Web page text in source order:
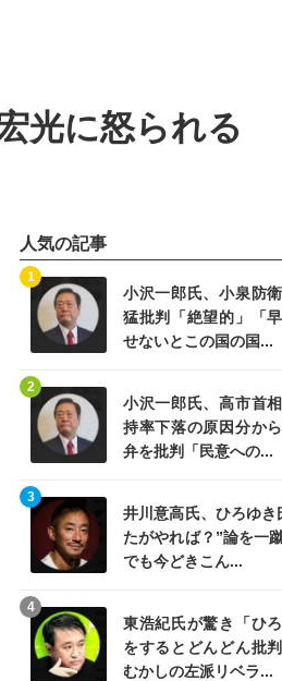
光に怒られる
人気の記事
小沢一郎氏、小泉防
猛批判「絶望的」「
せないとこの国の国...
1
小沢一郎氏、高市首
持率下落の原因分か
弁を批判「民意への...
2
井川意高氏、ひろゆき
たがやれば？”論を一
でも今どきこん...
3
東浩紀氏が驚き「ひ
をするとどんどん批判
むかしの左派リベラ...
4